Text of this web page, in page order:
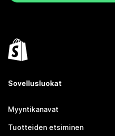
Sovellusluokat
Myyntikanavat
Tuotteiden etsiminen